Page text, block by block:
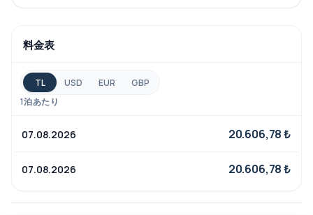
マンティックなリトリート、ウェルネス重視のゲッタウ
こにいるかに関わらず、ヴェルモラ・ヘイブンはパーソ
ナライズされたサービス、地域にインスパイアされた料
雰囲気をご提供します。
料金表
TL USD EUR
GBP
1泊あたり
07.08.2026 20.606,78 ₺
07.08.2026 20.606,78 ₺